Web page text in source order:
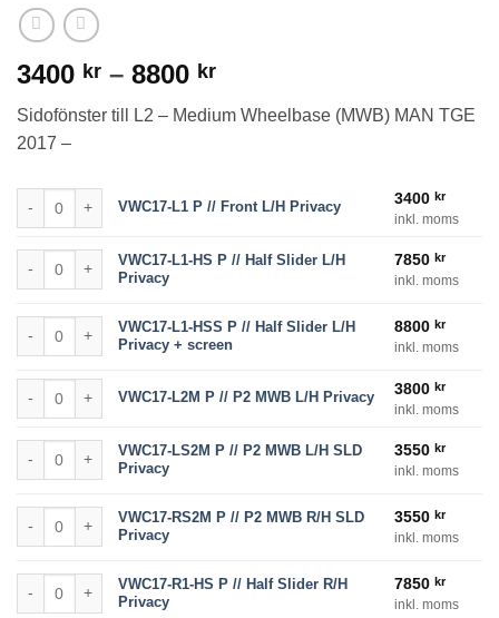
3400 kr – 8800 krPrisintervall:
till
Sidofönster till L2 – Medium Wheelbase (MWB) MAN TGE
2017 –
VWC17-L1 P // Front L/H Privacy mängd
VWC17-L1 P // Front L/H Privacy 3400kr
inkl. moms
VWC17-L1-HS P // Half Slider L/H Privacy mängd
VWC17-L1-HS P // Half Slider L/H
Privacy
7850kr
inkl. moms
VWC17-L1-HSS P // Half Slider L/H Privacy + screen mängd
VWC17-L1-HSS P // Half Slider L/H
Privacy + screen
8800kr
inkl. moms
VWC17-L2M P // P2 MWB L/H Privacy mängd
VWC17-L2M P // P2 MWB L/H Privacy 3800kr
inkl. moms
VWC17-LS2M P // P2 MWB L/H SLD Privacy mängd
VWC17-LS2M P // P2 MWB L/H SLD
Privacy
3550kr
inkl. moms
VWC17-RS2M P // P2 MWB R/H SLD Privacy mängd
VWC17-RS2M P // P2 MWB R/H SLD
Privacy
3550kr
inkl. moms
VWC17-R1-HS P // Half Slider R/H Privacy mängd
VWC17-R1-HS P // Half Slider R/H
Privacy
7850kr
inkl. moms